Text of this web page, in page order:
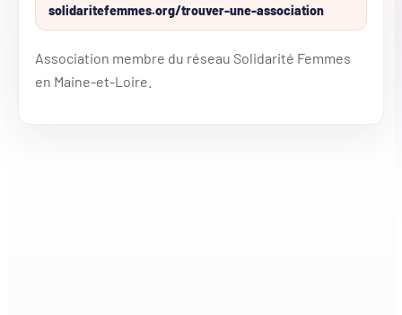
solidaritefemmes.org/trouver-une-association
Association membre du réseau Solidarité Femmes
en Maine-et-Loire.